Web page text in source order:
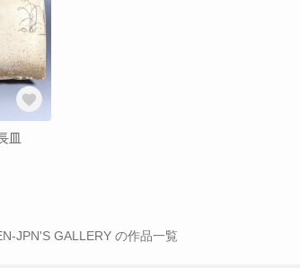
皿
JPN'S GALLERY の作品一覧